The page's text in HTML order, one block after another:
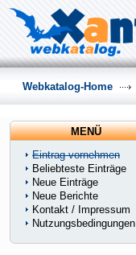
Webkatalog-Home
MENÜ
Eintrag vornehmen
Beliebteste Einträge
Neue Einträge
Neue Berichte
Kontakt / Impressum
Nutzungsbedingungen